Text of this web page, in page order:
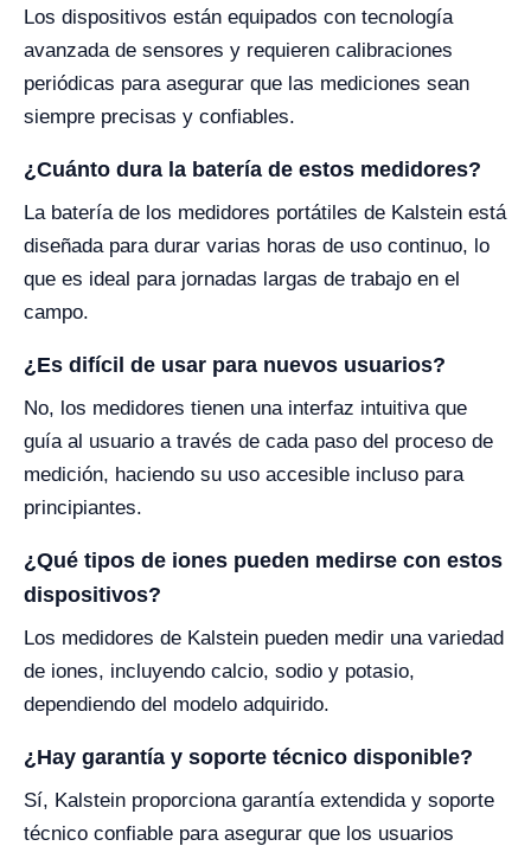
Los dispositivos están equipados con tecnología
avanzada de sensores y requieren calibraciones
periódicas para asegurar que las mediciones sean
siempre precisas y confiables.
¿Cuánto dura la batería de estos medidores?
La batería de los medidores portátiles de Kalstein está
diseñada para durar varias horas de uso continuo, lo
que es ideal para jornadas largas de trabajo en el
campo.
¿Es difícil de usar para nuevos usuarios?
No, los medidores tienen una interfaz intuitiva que
guía al usuario a través de cada paso del proceso de
medición, haciendo su uso accesible incluso para
principiantes.
¿Qué tipos de iones pueden medirse con estos
dispositivos?
Los medidores de Kalstein pueden medir una variedad
de iones, incluyendo calcio, sodio y potasio,
dependiendo del modelo adquirido.
¿Hay garantía y soporte técnico disponible?
Sí, Kalstein proporciona garantía extendida y soporte
técnico confiable para asegurar que los usuarios